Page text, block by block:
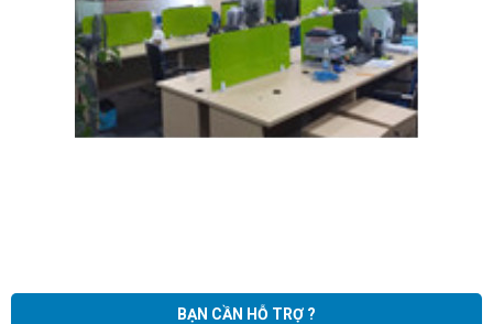
BẠN CẦN HỖ TRỢ ?